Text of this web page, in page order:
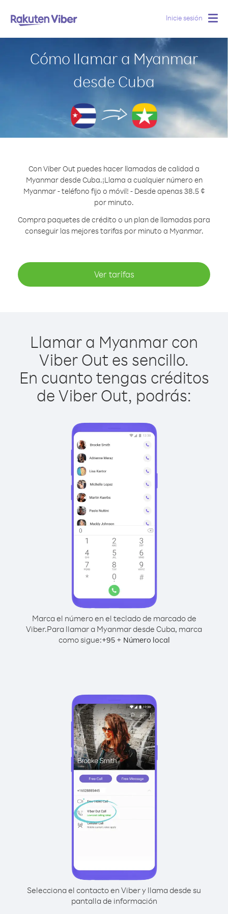
Inicie sesión
Cómo llamar a Myanmar
desde Cuba
Con Viber Out puedes hacer llamadas de calidad a
Myanmar desde Cuba.¡Llama a cualquier número en
Myanmar - teléfono fijo o móvil! - Desde apenas 38.5 ¢
por minuto.
Compra paquetes de crédito o un plan de llamadas para
conseguir las mejores tarifas por minuto a Myanmar.
Ver tarifas
Llamar a Myanmar con
Viber Out es sencillo.
En cuanto tengas créditos
de Viber Out, podrás:
Marca el número en el teclado de marcado de
Viber.Para llamar a Myanmar desde Cuba, marca
como sigue:+95+ Número local
Selecciona el contacto en Viber y llama desde su
pantalla de información